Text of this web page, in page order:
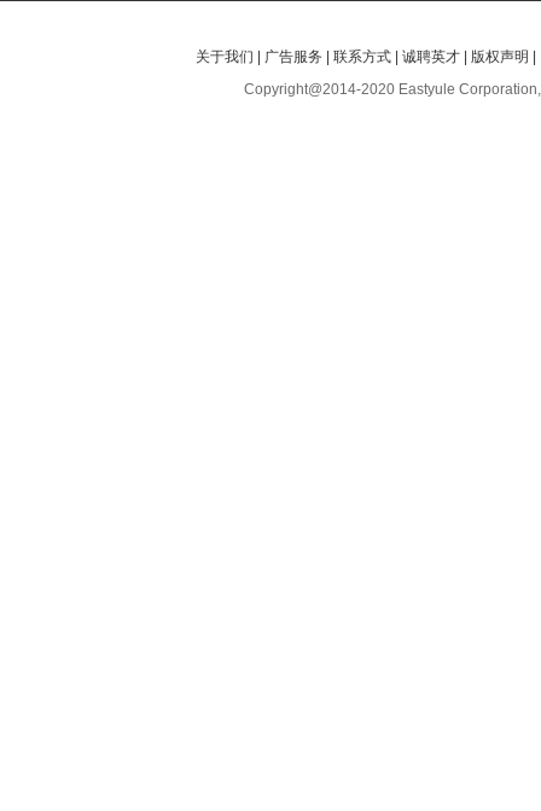
关于我们 | 广告服务 |联系方式 |诚聘英才 | 版权声明 |
Copyright@2014-2020 Eastyule